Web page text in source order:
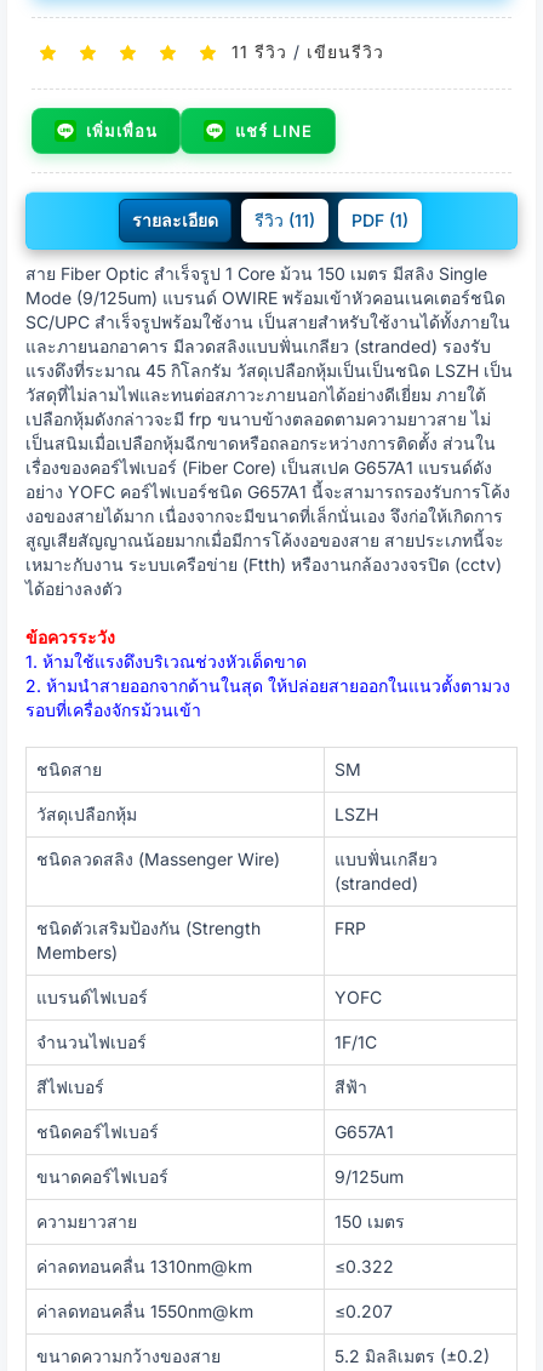
11 รีวิว / เขียนรีวิว
เพิ่มเพื่อน แชร์ LINE
รายละเอียด รีวิว (11) PDF (1)
สาย Fiber Optic สำเร็จรูป 1 Core ม้วน 150 เมตร มีสลิง Single
Mode (9/125um) แบรนด์ OWIRE พร้อมเข้าหัวคอนเนคเตอร์ชนิด
SC/UPC สำเร็จรูปพร้อมใช้งาน เป็นสายสำหรับใช้งานได้ทั้งภายใน
และภายนอกอาคาร มีลวดสลิงแบบฟั่นเกลียว (stranded) รองรับ
แรงดึงที่ระมาณ 45 กิโลกรัม วัสดุเปลือกหุ้มเป็นเป็นชนิด LSZH เป็น
วัสดุที่ไม่ลามไฟและทนต่อสภาวะภายนอกได้อย่างดีเยี่ยม ภายใต้
เปลือกหุ้มดังกล่าวจะมี frp ขนาบข้างตลอดตามความยาวสาย ไม่
เป็นสนิมเมื่อเปลือกหุ้มฉีกขาดหรือถลอกระหว่างการติดตั้ง ส่วนใน
เรื่องของคอร์ไฟเบอร์ (Fiber Core) เป็นสเปค G657A1 แบรนด์ดัง
อย่าง YOFC คอร์ไฟเบอร์ชนิด G657A1 นี้จะสามารถรองรับการโค้ง
งอของสายได้มาก เนื่องจากจะมีขนาดที่เล็กนั่นเอง จึงก่อให้เกิดการ
สูญเสียสัญญาณน้อยมากเมื่อมีการโค้งงอของสาย สายประเภทนี้จะ
เหมาะกับงาน ระบบเครือข่าย (Ftth) หรืองานกล้องวงจรปิด (cctv)
ได้อย่างลงตัว
ข้อควรระวัง
1. ห้ามใช้แรงดึงบริเวณช่วงหัวเด็ดขาด
2. ห้ามนำสายออกจากด้านในสุด ให้ปล่อยสายออกในแนวตั้งตามวง
รอบที่เครื่องจักรม้วนเข้า
ชนิดสาย SM
วัสดุเปลือกหุ้ม LSZH
ชนิดลวดสลิง (Massenger Wire)
แบบฟั่นเกลียว
(stranded)
ชนิดตัวเสริมป้องกัน (Strength
Members)
FRP
แบรนด์ไฟเบอร์ YOFC
จำนวนไฟเบอร์ 1F/1C
สีไฟเบอร์ สีฟ้า
ชนิดคอร์ไฟเบอร์ G657A1
ขนาดคอร์ไฟเบอร์ 9/125um
ความยาวสาย 150 เมตร
ค่าลดทอนคลื่น 1310nm@km ≤0.322
ค่าลดทอนคลื่น 1550nm@km ≤0.207
ขนาดความกว้างของสาย 5.2 มิลลิเมตร (±0.2)